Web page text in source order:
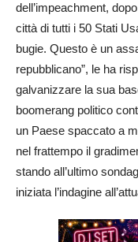
dell’impeachment,
città di tutti i 50 Stati
bugie. Questo è un
repubblicano”, le ha
galvanizzare la sua
boomerang politico
un Paese spaccato a
nel frattempo il
stando all’ultimo
iniziata l’indagine